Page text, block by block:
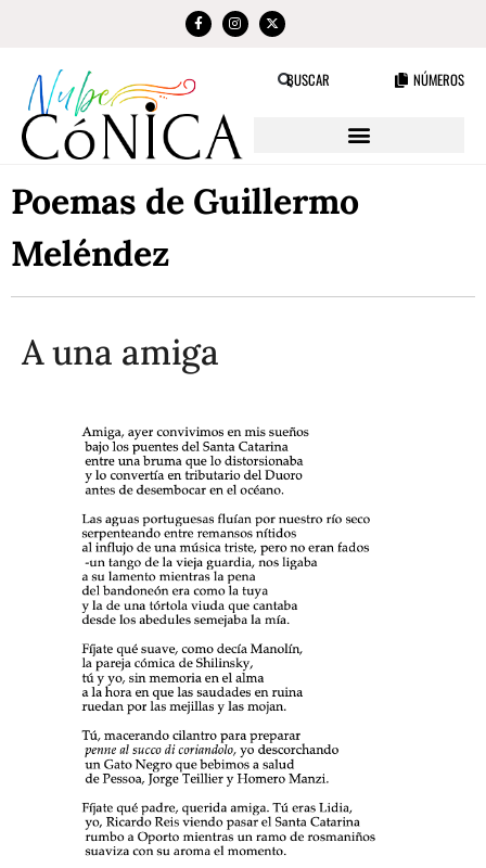
BUSCAR NÚMEROS
Poemas de Guillermo
Meléndez
A una amiga